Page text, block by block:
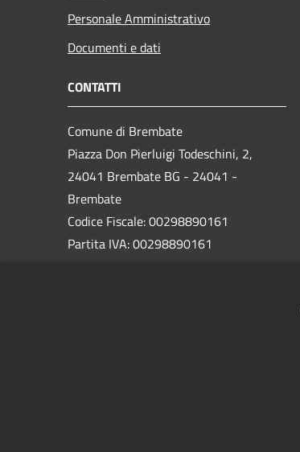
Personale Amministrativo
Documenti e dati
CONTATTI
Comune di Brembate
Piazza Don Pierluigi Todeschini, 2,
24041 Brembate BG - 24041 -
Brembate
Codice Fiscale: 00298890161
Partita IVA: 00298890161